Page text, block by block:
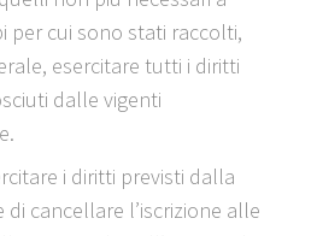
per cui sono stati raccolti,
esercitare tutti i diritti
dalle vigenti
i diritti previsti dalla
di cancellare l’iscrizione alle